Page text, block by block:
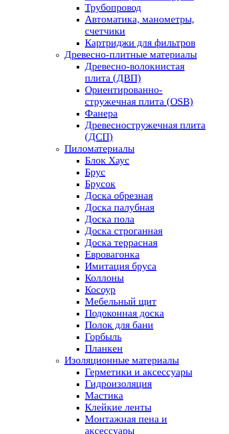
Трубопровод
Автоматика, манометры,
счетчики
Картриджи для фильтров
Древесно-плитные материалы
Древесно-волокнистая
плита (ДВП)
Ориентированно-
стружечная плита (OSB)
Фанера
Древесностружечная плита
(ДСП)
Пиломатериалы
Блок Хаус
Брус
Брусок
Доска обрезная
Доска палубная
Доска пола
Доска строганная
Доска террасная
Евровагонка
Имитация бруса
Коллоны
Косоур
Мебельный щит
Подоконная доска
Полок для бани
Горбыль
Планкен
Изоляционные материалы
Герметики и аксессуары
Гидроизоляция
Мастика
Клейкие ленты
Монтажная пена и
аксессуары